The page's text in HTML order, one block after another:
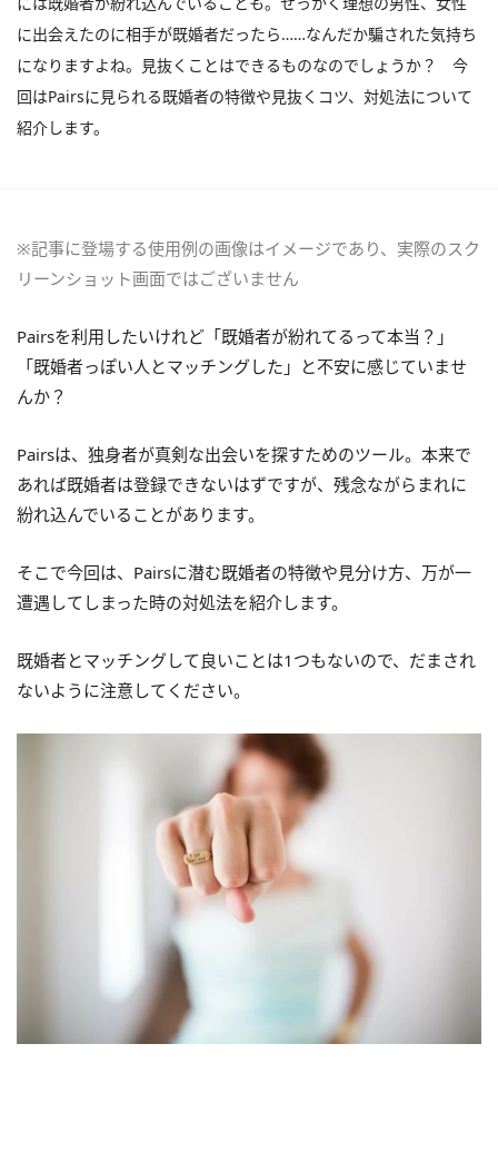
に出会えたのに相手が既婚者だったら……なんだか騙された気持ち
になりますよね。見抜くことはできるものなのでしょうか？ 今
回はPairsに見られる既婚者の特徴や見抜くコツ、対処法について
紹介します。
※記事に登場する使用例の画像はイメージであり、実際のスク
リーンショット画面ではございません
Pairsを利用したいけれど「既婚者が紛れてるって本当？」
「既婚者っぽい人とマッチングした」と不安に感じていませ
んか？
Pairsは、独身者が真剣な出会いを探すためのツール。本来で
あれば既婚者は登録できないはずですが、残念ながらまれに
紛れ込んでいることがあります。
そこで今回は、Pairsに潜む既婚者の特徴や見分け方、万が一
遭遇してしまった時の対処法を紹介します。
既婚者とマッチングして良いことは1つもないので、だまされ
ないように注意してください。